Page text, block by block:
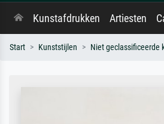
Kunstafdrukken Artiesten
Start Kunststijlen Niet geclassificeerde